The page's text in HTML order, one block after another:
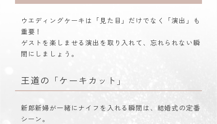
ウエディングケーキは「見た目」だけでなく「演出」も
重要！
ゲストを楽しませる演出を取り入れて、忘れられない瞬
間にしましょう。
王道の「ケーキカット」
新郎新婦が一緒にナイフを入れる瞬間は、結婚式の定番
シーン。